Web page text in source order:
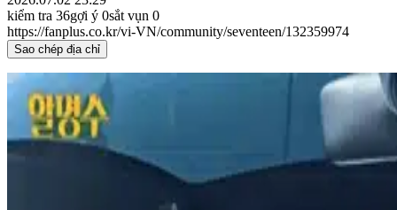
kiểm tra 36gợi ý 0sắt vụn 0
https://fanplus.co.kr/vi-VN/community/seventeen/132359974
Sao chép địa chỉ